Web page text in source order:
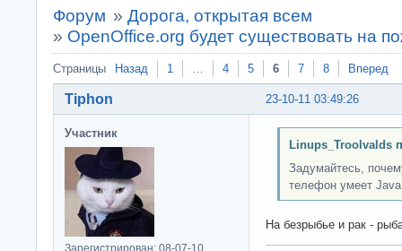
Форум » Дорога, открытая всем
» OpenOffice.org будет существовать на
Страницы Назад 1 … 4 5 6 7 8 Вперед
23-10-11 03:49:26
Tiphon
Участник
Зарегистрирован: 08-07-10
Linups_Troolvalds
Задумайтесь,
телефон умеет Java
На безрыбье и рак -